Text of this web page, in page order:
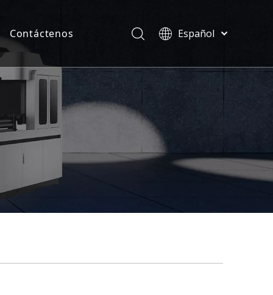
Contáctenos
Español
ไทย
Français